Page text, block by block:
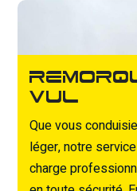
VUL
Que vous
léger, notre
charge